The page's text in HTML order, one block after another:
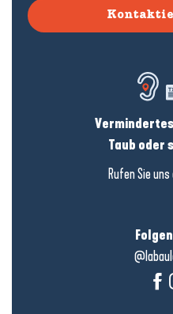
Taub oder
Rufen Sie uns
Folgen